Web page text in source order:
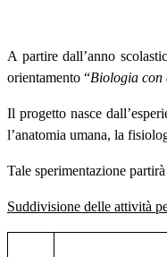
A partire dall’anno
orientamento “Biologia con
Il progetto nasce
l’anatomia umana, la
Tale sperimentazione
Suddivisione delle attività